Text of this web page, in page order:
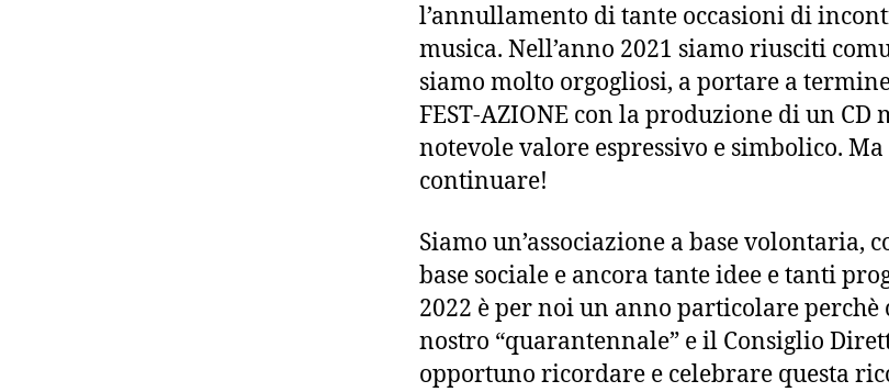
l’annullamento di tante occasioni di
musica. Nell’anno 2021 siamo riusciti
siamo molto orgogliosi, a portare a
FEST-AZIONE con la produzione di un CD
notevole valore espressivo e simbolico.
continuare!
Siamo un’associazione a base volontaria,
base sociale e ancora tante idee e tanti
2022 è per noi un anno particolare
nostro “quarantennale” e il Consiglio
opportuno ricordare e celebrare questa